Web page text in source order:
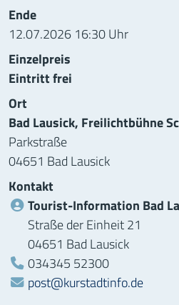
Ende
12.07.2026 16:30 Uhr
Einzelpreis
Eintritt frei
Ort
Bad Lausick, Freilichtbühne
Parkstraße
04651 Bad Lausick
Kontakt
Tourist-Information Bad
Straße der Einheit 21
04651 Bad Lausick
Telefon:
034345 52300
post@kurstadtinfo.de